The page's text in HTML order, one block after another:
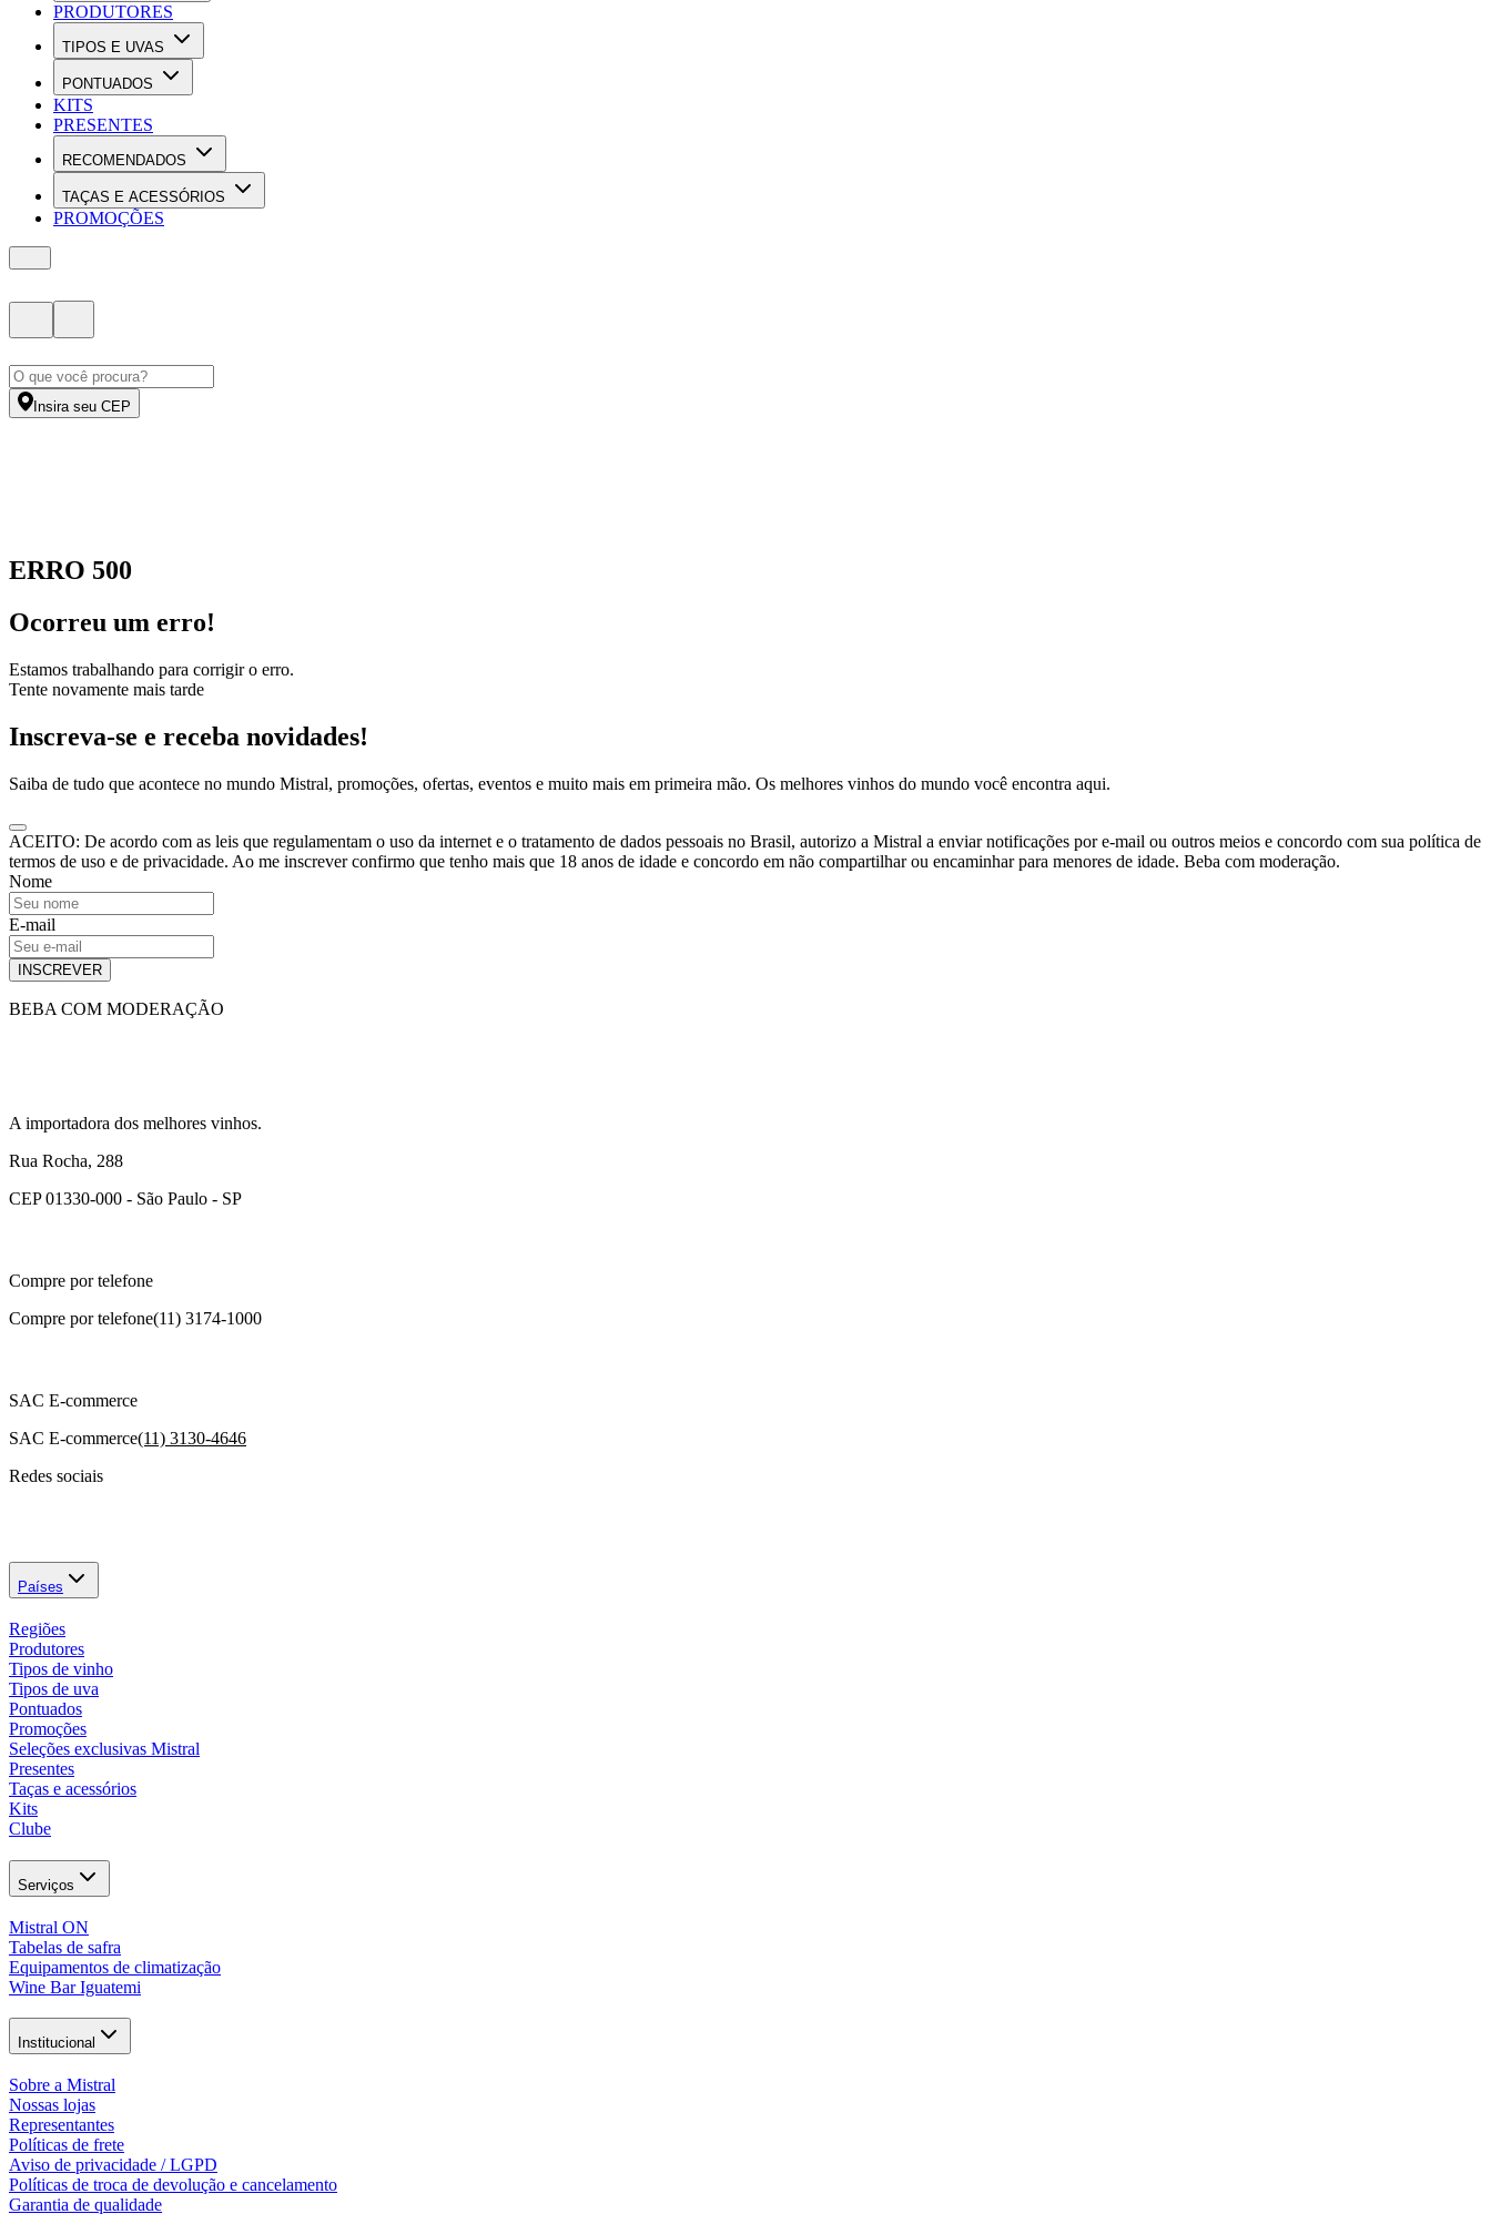
PRODUTORES
TIPOS E UVAS
PONTUADOS
KITS
PRESENTES
RECOMENDADOS
TAÇAS E ACESSÓRIOS
PROMOÇÕES
Insira seu CEP
ERRO 500
Ocorreu um erro!
Estamos trabalhando para corrigir o erro.
Tente novamente mais tarde
Inscreva-se e receba novidades!
Saiba de tudo que acontece no mundo Mistral, promoções, ofertas, eventos e muito mais em primeira mão. Os melhores vinhos do mundo você encontra aqui.
ACEITO: De acordo com as leis que regulamentam o uso da internet e o tratamento de dados pessoais no Brasil, autorizo a Mistral a enviar notificações por e-mail ou outros meios e concordo com sua política de
termos de uso e de privacidade. Ao me inscrever confirmo que tenho mais que 18 anos de idade e concordo em não compartilhar ou encaminhar para menores de idade. Beba com moderação.
Nome
E-mail
INSCREVER
BEBA COM MODERAÇÃO
A importadora dos melhores vinhos.
Rua Rocha, 288
CEP 01330-000 - São Paulo - SP
Compre por telefone
Compre por telefone(11) 3174-1000
SAC E-commerce
SAC E-commerce(11) 3130-4646
Redes sociais
Países
Regiões
Produtores
Tipos de vinho
Tipos de uva
Pontuados
Promoções
Seleções exclusivas Mistral
Presentes
Taças e acessórios
Kits
Clube
Serviços
Mistral ON
Tabelas de safra
Equipamentos de climatização
Wine Bar Iguatemi
Institucional
Sobre a Mistral
Nossas lojas
Representantes
Políticas de frete
Aviso de privacidade / LGPD
Políticas de troca de devolução e cancelamento
Garantia de qualidade